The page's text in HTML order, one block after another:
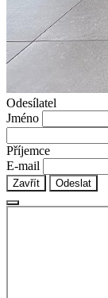
Odesílatel
Jméno
Příjemce
E-mail
Zavřít Odeslat